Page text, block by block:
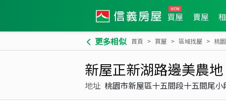
買屋 賣屋
更多相似 首頁 買屋 區域找屋 桃
新屋正新湖路邊美農地
地址 桃園市新屋區十五間段十五間尾小